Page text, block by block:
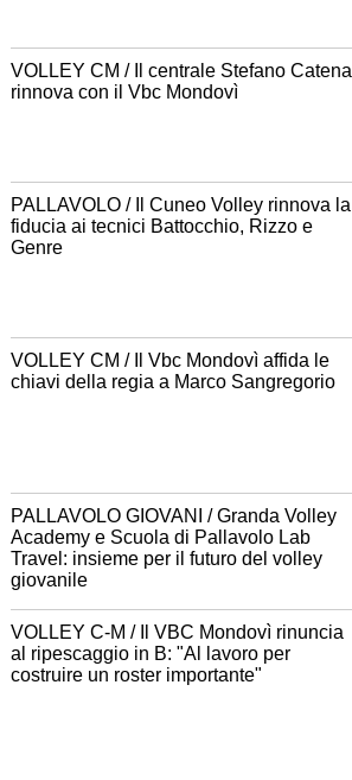
VOLLEY CM / Il centrale Stefano Catena
rinnova con il Vbc Mondovì
PALLAVOLO / Il Cuneo Volley rinnova la
fiducia ai tecnici Battocchio, Rizzo e
Genre
VOLLEY CM / Il Vbc Mondovì affida le
chiavi della regia a Marco Sangregorio
PALLAVOLO GIOVANI / Granda Volley
Academy e Scuola di Pallavolo Lab
Travel: insieme per il futuro del volley
giovanile
VOLLEY C-M / Il VBC Mondovì rinuncia
al ripescaggio in B: "Al lavoro per
costruire un roster importante"